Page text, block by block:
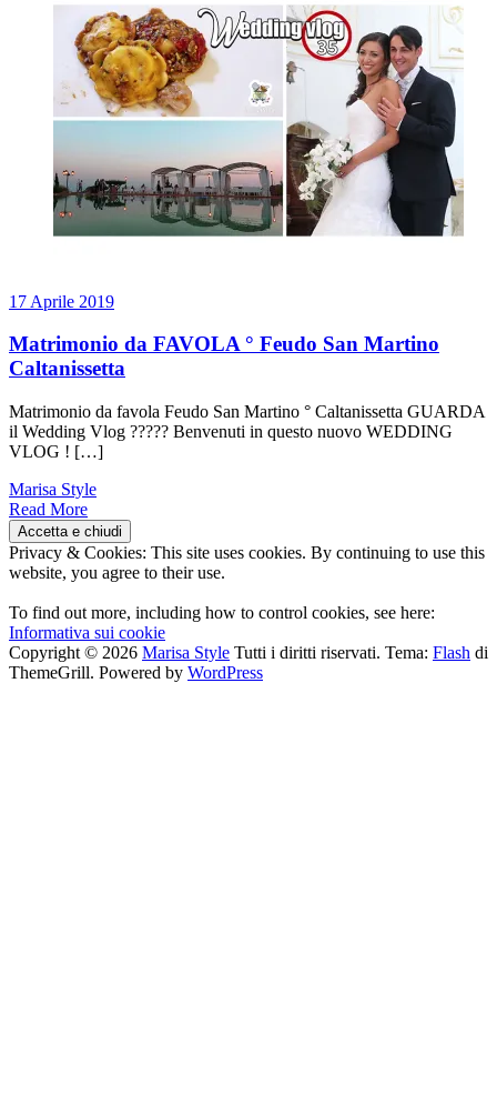
17 Aprile 2019
Matrimonio da FAVOLA ° Feudo San Martino
Caltanissetta
Matrimonio da favola Feudo San Martino ° Caltanissetta GUARDA
il Wedding Vlog ????? Benvenuti in questo nuovo WEDDING
VLOG ! […]
Marisa Style
Read More
Privacy & Cookies: This site uses cookies. By continuing to use this
website, you agree to their use.
To find out more, including how to control cookies, see here:
Informativa sui cookie
Copyright © 2026 Marisa Style Tutti i diritti riservati. Tema: Flash di
ThemeGrill. Powered by WordPress